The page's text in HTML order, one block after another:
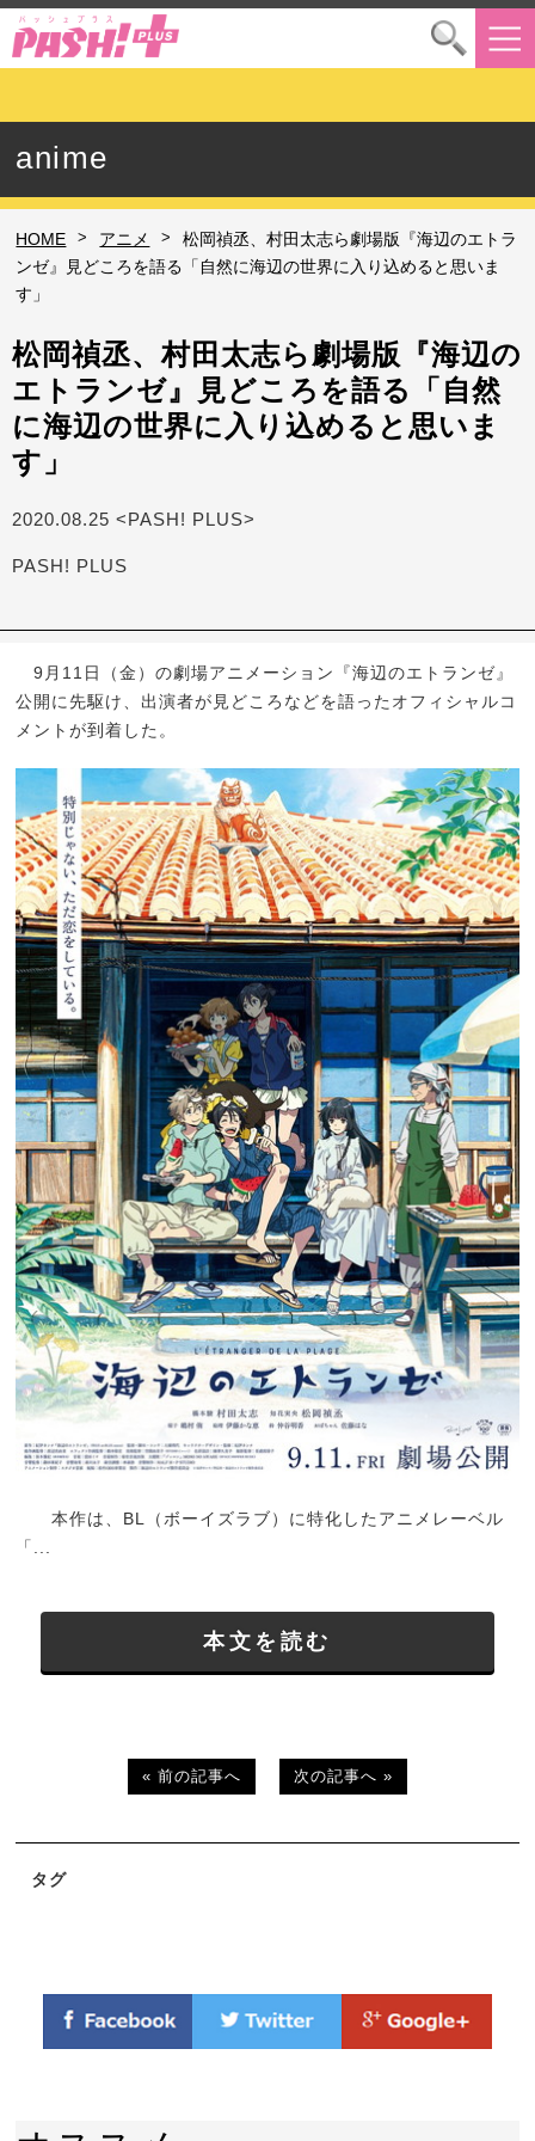
anime
HOME > アニメ >
松岡禎丞、村田太志ら劇場版『海辺のエトラ
ンゼ』見どころを語る「自然に海辺の世界に入り込めると思いま
す」
松岡禎丞、村田太志ら劇場版『海辺の
エトランゼ』見どころを語る「自然
に海辺の世界に入り込めると思いま
す」
2020.08.25 <PASH! PLUS>
PASH! PLUS
9月11日（金）の劇場アニメーション『海辺のエトランゼ』
公開に先駆け、出演者が見どころなどを語ったオフィシャルコ
メントが到着した。
本作は、BL（ボーイズラブ）に特化したアニメレーベル
「...
本文を読む
« 前の記事へ 次の記事へ »
タグ